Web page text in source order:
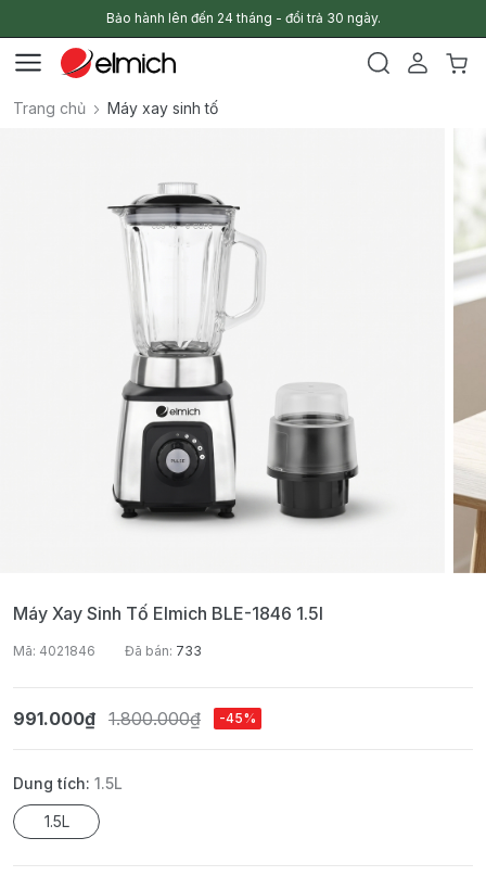
Bảo hành lên đến 24 tháng - đổi trả 30 ngày.
Trang chủ Máy xay sinh tố
Máy Xay Sinh Tố Elmich BLE-1846 1.5l
Mã: 4021846 Đã bán: 733
991.000₫ 1.800.000₫ -45%
Dung tích: 1.5L
1.5L